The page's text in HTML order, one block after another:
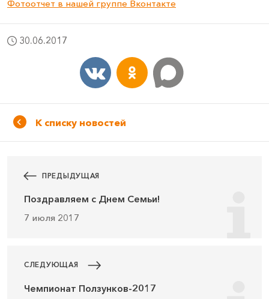
Фотоотчет в нашей группе Вконтакте
30.06.2017
К списку новостей
ПРЕДЫДУЩАЯ
Поздравляем с Днем Семьи!
7 июля 2017
СЛЕДУЮЩАЯ
Чемпионат Ползунков-2017